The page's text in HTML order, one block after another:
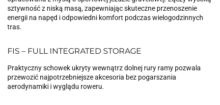
sztywność z niską masą, zapewniając skuteczne przenoszenie
energii na napęd i odpowiedni komfort podczas wielogodzinnych
tras.
FIS – FULL INTEGRATED STORAGE
Praktyczny schowek ukryty wewnątrz dolnej rury ramy pozwala
przewozić najpotrzebniejsze akcesoria bez pogarszania
aerodynamiki i wyglądu roweru.